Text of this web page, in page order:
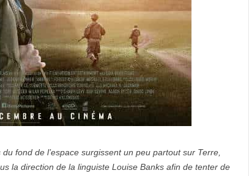
fond de l’espace surgissent un peu partout sur Terre,
la direction de la linguiste Louise Banks afin de tenter de